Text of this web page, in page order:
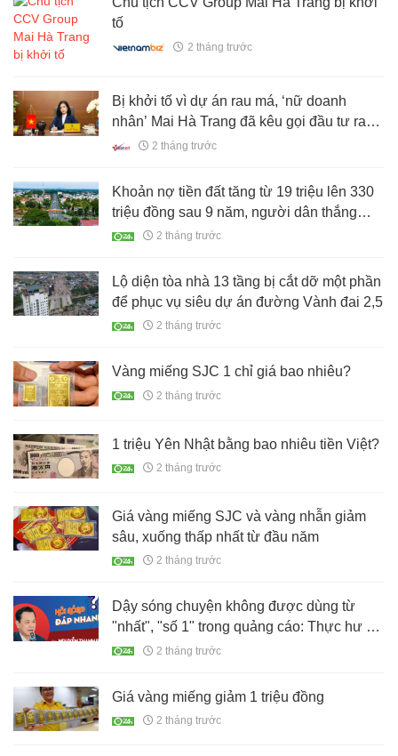
tố
2 tháng trước
Bị khởi tố vì dự án rau má, ‘nữ doanh
nhân’ Mai Hà Trang đã kêu gọi đầu tư ra
sao?
2 tháng trước
Khoản nợ tiền đất tăng từ 19 triệu lên 330
triệu đồng sau 9 năm, người dân thắng
kiện
2 tháng trước
Lộ diện tòa nhà 13 tầng bị cắt dỡ một phần
để phục vụ siêu dự án đường Vành đai 2,5
2 tháng trước
Vàng miếng SJC 1 chỉ giá bao nhiêu?
2 tháng trước
1 triệu Yên Nhật bằng bao nhiêu tiền Việt?
2 tháng trước
Giá vàng miếng SJC và vàng nhẫn giảm
sâu, xuống thấp nhất từ đầu năm
2 tháng trước
Dậy sóng chuyện không được dùng từ
"nhất", "số 1" trong quảng cáo: Thực hư ra
sao?
2 tháng trước
Giá vàng miếng giảm 1 triệu đồng
2 tháng trước